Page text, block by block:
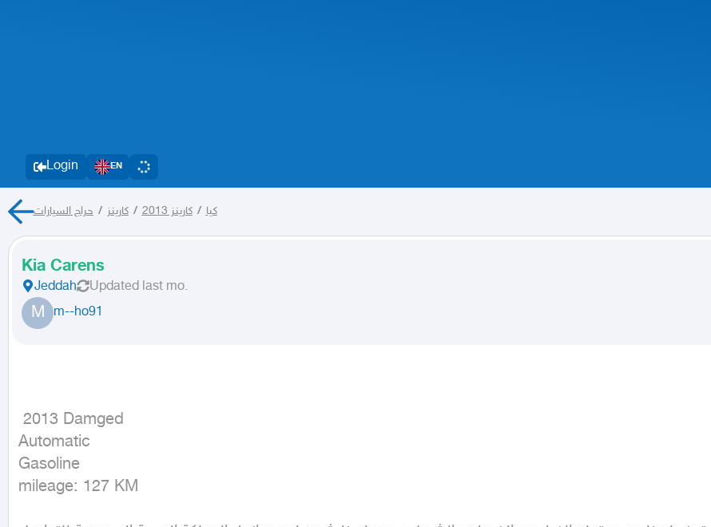
Login EN
كيا / كارينز 2013 / كارينز / حراج السيارات
Kia Carens
Jeddah Updated last mo.
M m--ho91
Automatic
Gasoline
mileage: 127 KM